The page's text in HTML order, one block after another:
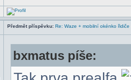
Předmět příspěvku: Re: Waze + mobilní okénko řidiče
bxmatus píše: